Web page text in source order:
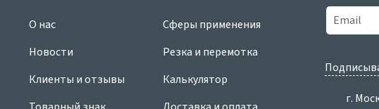
О нас
Новости
Клиенты и отзывы
Сферы применения
Резка и перемотка
Калькулятор
г.